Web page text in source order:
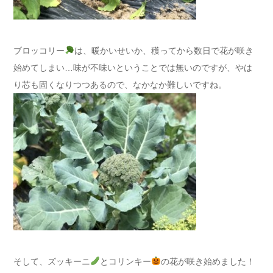
ブロッコリー
は、暖かいせいか、穫ってから数日で花が咲き
始めてしまい…味が不味いということでは無いのですが、やは
り芯も固くなりつつあるので、なかなか難しいですね。
そして、ズッキーニ とコリンキー
の花が咲き始めました！